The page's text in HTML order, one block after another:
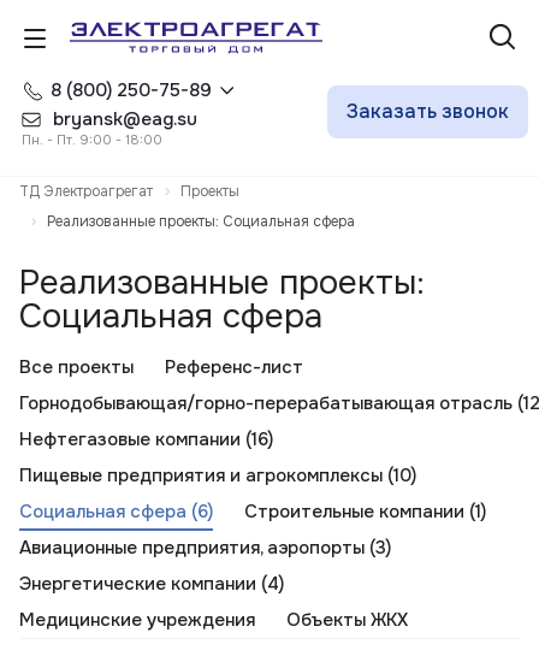
8 (800) 250-75-89
bryansk@eag.su
Пн. - Пт. 9:00 - 18:00
Заказать звонок
ТД Электроагрегат
Проекты
Реализованные проекты: Социальная сфера
Реализованные проекты:
Социальная сфера
Все проекты
Референс-лист
Горнодобывающая/горно-перерабатывающая отрасль
Нефтегазовые компании (16)
Пищевые предприятия и агрокомплексы (10)
Социальная сфера (6)
Строительные компании (1)
Авиационные предприятия, аэропорты (3)
Энергетические компании (4)
Медицинские учреждения
Объекты ЖКХ